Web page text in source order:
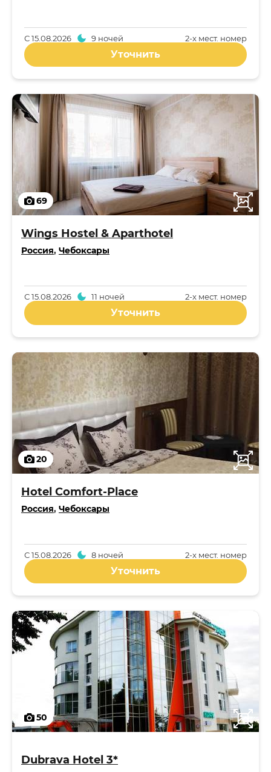
2-x мест. номер
С15.08.2026 9 ночей
Уточнить
69
Wings Hostel & Aparthotel
Россия, Чебоксары
2-x мест. номер
С15.08.2026 11 ночей
Уточнить
20
Hotel Comfort-Place
Россия, Чебоксары
2-x мест. номер
С15.08.2026 8 ночей
Уточнить
50
Dubrava Hotel 3*